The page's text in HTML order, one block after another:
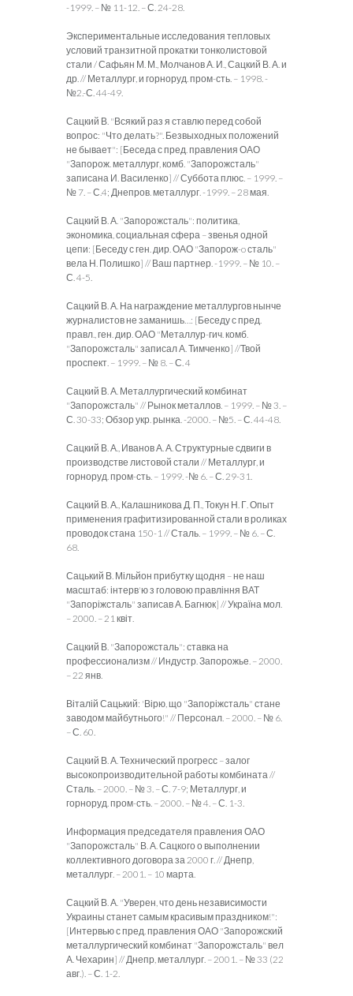
-1999. – № 11-12. – С. 24-28.
Экспериментальные исследования тепловых
условий транзитной прокатки тонколистовой
стали / Сафьян М. М., Молчанов А. И., Сацкий В. А. и
др. // Металлург, и горноруд. пром-сть. – 1998. -
№2.-С. 44-49.
Сацкий В. "Всякий раз я ставлю перед собой
вопрос: "Что делать?". Безвыходных положений
не бывает": [Беседа с пред. правления ОАО
"Запорож. металлург, комб. "Запорожсталь"
записана И. Василенко] // Суббота плюс. – 1999. –
№ 7. – С.4; Днепров. металлург. -1999. – 28 мая.
Сацкий В. А. "Запорожсталь": политика,
экономика, социальная сфера – звенья одной
цепи: [Беседу с ген. дир. ОАО "Запорож-o сталь"
вела Н. Полишко] // Ваш партнер. -1999. – № 10. –
С. 4-5.
Сацкий В. А. На награждение металлургов нынче
журналистов не заманишь…: [Беседу с пред.
правл., ген. дир. ОАО "Металлур-гич. комб.
"Запорожсталь" записал А. Тимченко] //Твой
проспект. – 1999. – № 8. – С. 4
Сацкий В. А. Металлургический комбинат
"Запорожсталь" // Рынок металлов. – 1999. – № 3. –
С. 30-33; Обзор укр. рынка. -2000. – №5. – С. 44-48.
Сацкий В. А., Иванов А. А. Структурные сдвиги в
производстве листовой стали // Металлург, и
горноруд. пром-сть. – 1999. -№ 6. – С. 29-31.
Сацкий В. А., Калашникова Д. П., Токун Н. Г. Опыт
применения графитизированной стали в роликах
проводок стана 150-1 // Сталь. – 1999. – № 6. – С.
68.
Сацький В. Мільйон прибутку щодня – не наш
масштаб: інтерв'ю з головою правління ВАТ
"Запоріжсталь" записав А. Багнюк] // Україна мол.
– 2000. – 21 квіт.
Сацкий В. "Запорожсталь": ставка на
профессионализм // Индустр. Запорожье. – 2000.
– 22 янв.
Віталій Сацький: 'Вірю, що "Запоріжсталь" стане
заводом майбутнього!" // Персонал. – 2000. – № 6.
– С. 60.
Сацкий В. А. Технический прогресс – залог
высокопроизводительной работы комбината //
Сталь. – 2000. – № 3. – С. 7-9; Металлург, и
горноруд. пром-сть. – 2000. – № 4. – С. 1-3.
Информация председателя правления ОАО
"Запорожсталь" В. А. Сацкого о выполнении
коллективного договора за 2000 г. // Днепр,
металлург. – 2001. – 10 марта.
Сацкий В. А. "Уверен, что день независимости
Украины станет самым красивым праздником!":
[Интервью с пред. правления ОАО "Запорожский
металлургический комбинат "Запорожсталь" вел
А. Чехарин] // Днепр, металлург. – 2001. – № 33 (22
авг.). – С. 1-2.